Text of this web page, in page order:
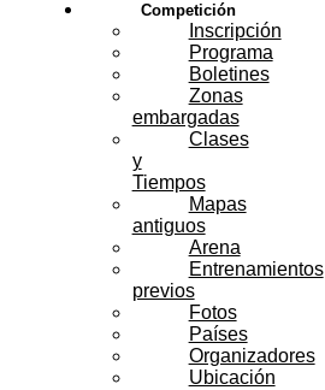
Competición
Inscripción
Programa
Boletines
Zonas
embargadas
Clases
y
Tiempos
Mapas
antiguos
Arena
Entrenamientos
previos
Fotos
Países
Organizadores
Ubicación